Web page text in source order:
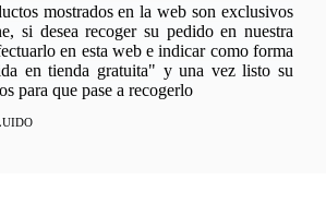
mostrados en la web son exclusivos
si desea recoger su pedido en nuestra
en esta web e indicar como forma
en tienda gratuita" y una vez listo su
para que pase a recogerlo